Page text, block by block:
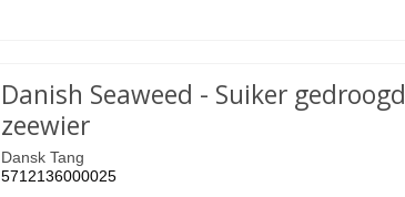
Danish Seaweed - Suiker gedroogd
zeewier
Dansk Tang
5712136000025